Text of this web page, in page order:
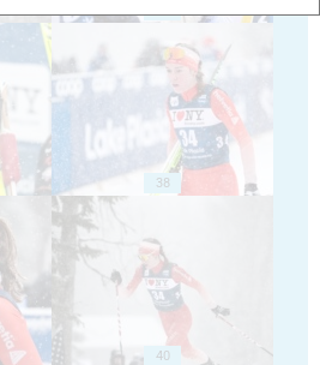
38
40